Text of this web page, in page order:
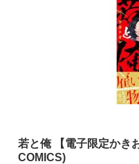
若と俺 【電子限定かき
COMICS)